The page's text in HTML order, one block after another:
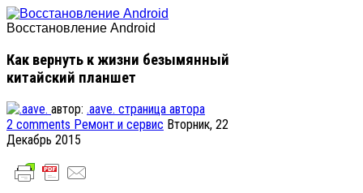
Восстановление Android
Как вернуть к жизни безымянный
китайский планшет
автор: .aave. страница автора
2 comments Ремонт и сервис Вторник, 22
Декабрь 2015